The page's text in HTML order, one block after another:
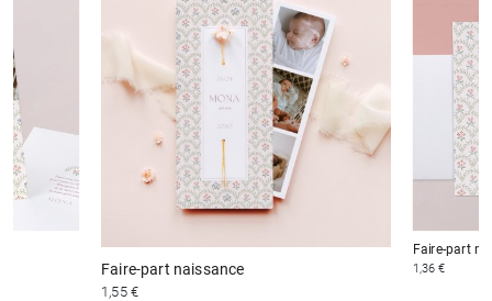
Faire-part naissance
1,55 €
Faire-part
1,36 €